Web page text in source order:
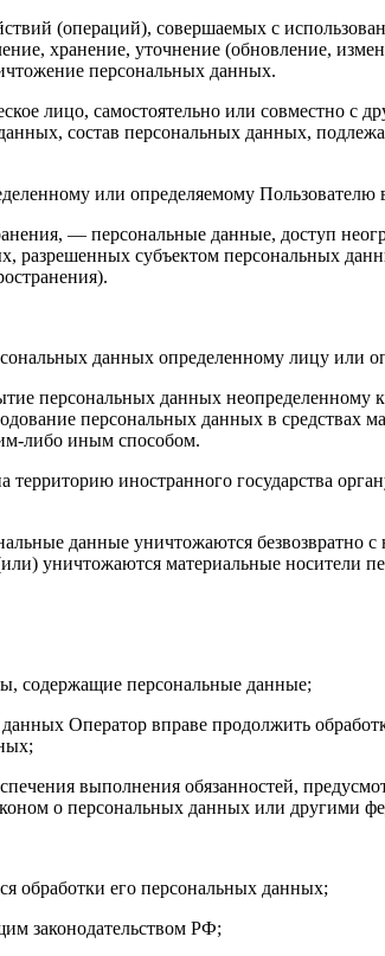
(операций), совершаемых с
хранение, уточнение (обновление,
персональных данных.
лицо, самостоятельно или совместно
состав персональных данных,
или определяемому Пользователю
— персональные данные, доступ
разрешенных субъектом персональных
данных определенному лицу или
персональных данных неопределенному
персональных данных в
либо иным способом.
иностранного государства
данные уничтожаются безвозвратно
уничтожаются материальные носители
содержащие персональные данные;
Оператор вправе продолжить
выполнения обязанностей,
о персональных данных или другими
обработки его персональных данных;
законодательством РФ;